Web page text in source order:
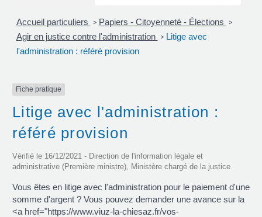
Accueil particuliers > Papiers - Citoyenneté - Élections >
Agir en justice contre l'administration > Litige avec
l'administration : référé provision
Fiche pratique
Litige avec l'administration :
référé provision
Vérifié le 16/12/2021 - Direction de l'information légale et
administrative (Première ministre), Ministère chargé de la justice
Vous êtes en litige avec l'administration pour le paiement d'une
somme d'argent ? Vous pouvez demander une avance sur la
<a href="https://www.viuz-la-chiesaz.fr/vos-